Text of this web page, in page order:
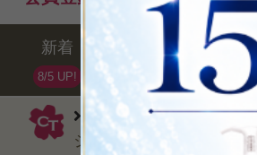
ジョヴァンニ／ジョバ
ジ コンディショナー710ml
新着
8/5 UP!
セール